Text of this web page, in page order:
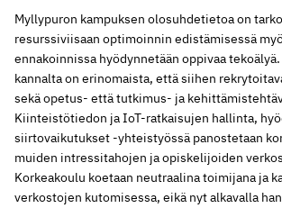
Myllypuron kampuksen olosuhdetietoa on
resurssiviisaan optimoinnin edistämisessä
ennakoinnissa hyödynnetään oppivaa
kannalta on erinomaista, että siihen
sekä opetus- että tutkimus- ja
Kiinteistötiedon ja IoT-ratkaisujen hallinta,
siirtovaikutukset -yhteistyössä panostetaan
muiden intressitahojen ja opiskelijoiden
Korkeakoulu koetaan neutraalina toimijana ja
verkostojen kutomisessa, eikä nyt alkavalla